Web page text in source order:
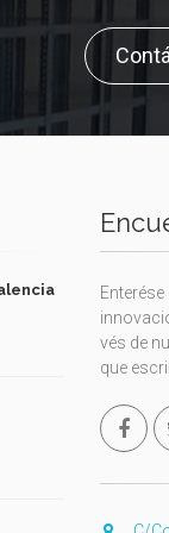
vés de
que